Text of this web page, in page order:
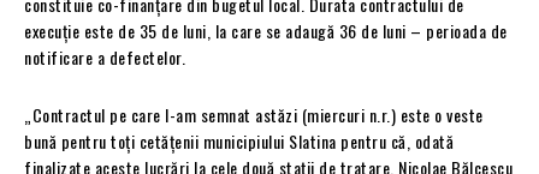
execuție este de 35 de luni, la care se adaugă 36 de luni – perioada de
notificare a defectelor.
„Contractul pe care l-am semnat astăzi (miercuri n.r.) este o veste
bună pentru toți cetățenii municipiului Slatina pentru că, odată
finalizate aceste lucrări la cele două stații de tratare, Nicolae Bălcescu